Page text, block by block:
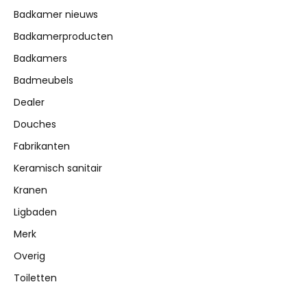
Badkamer nieuws
Badkamerproducten
Badkamers
Badmeubels
Dealer
Douches
Fabrikanten
Keramisch sanitair
Kranen
Ligbaden
Merk
Overig
Toiletten